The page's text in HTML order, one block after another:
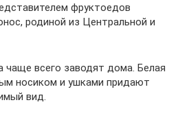
фруктоедов
родиной из Центральной и
чаще всего заводят дома. Белая
носиком и ушками придают
вид.